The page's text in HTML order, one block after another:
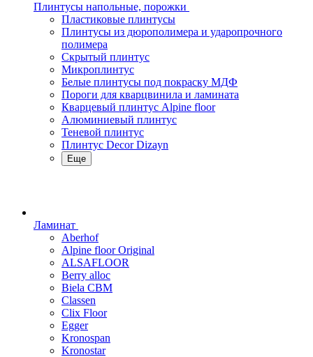
Плинтусы напольные, порожки
Пластиковые плинтусы
Плинтусы из дюрополимера и ударопрочного
полимера
Скрытый плинтус
Микроплинтус
Белые плинтусы под покраску МДФ
Пороги для кварцвинила и ламината
Кварцевый плинтус Alpine floor
Алюминиевый плинтус
Теневой плинтус
Плинтус Decor Dizayn
Еще
Ламинат
Aberhof
Alpine floor Original
ALSAFLOOR
Berry alloc
Biela CBM
Classen
Clix Floor
Egger
Kronospan
Kronostar